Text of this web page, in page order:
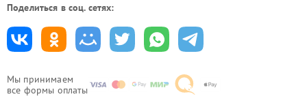
Мы принимаем
все формы оплаты
Поделиться в соц. сетях: